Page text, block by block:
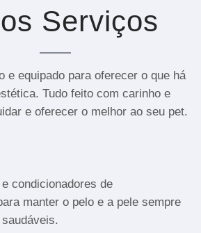
Serviços
e equipado para oferecer o que há
Tudo feito com carinho e
e oferecer o melhor ao seu pet.
condicionadores de
manter o pelo e a pele sempre